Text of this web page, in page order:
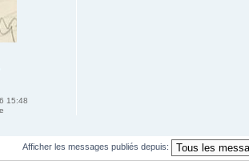
15:48
Afficher les messages publiés depuis: